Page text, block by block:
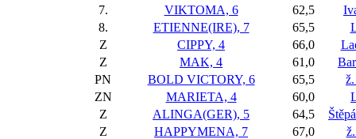
7.
VIKTOMA, 6 62,5
8.
ETIENNE(IRE), 7 65,5
Z
CIPPY, 4 66,0
Z
MAK, 4 61,0
PN
BOLD VICTORY, 6 65,5
ZN
MARIETA, 4 60,0
Z
ALINGA(GER), 5 64,5
Z
HAPPYMENA, 7 67,0